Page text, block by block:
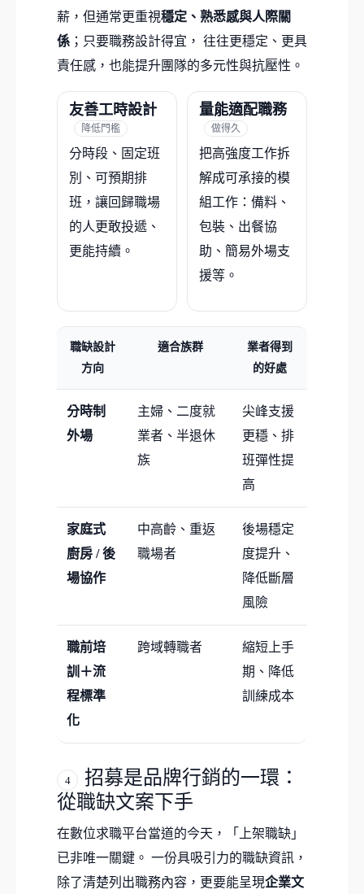
薪，但通常更重視穩定、熟悉感與人際關
係 ；只要職務設計得宜， 往往更穩定、更具
責任感，也能提升團隊的多元性與抗壓性。
友善工時設計
降低門檻
分時段、固定班
別、可預期排
班，讓回歸職場
的人更敢投遞、
更能持續。
量能適配職務
做得久
把高強度工作拆
解成可承接的模
組工作：備料、
包裝、出餐協
助、簡易外場支
援等。
職缺設計
方向
適合族群
業者得到
的好處
分時制
外場
主婦、二度就
業者、半退休
族
尖峰支援
更穩、排
班彈性提
高
家庭式
廚房 / 後
場協作
中高齡、重返
職場者
後場穩定
度提升、
降低斷層
風險
職前培
訓＋流
程標準
化
跨域轉職者
縮短上手
期、降低
訓練成本
4
招募是品牌行銷的一環：
從職缺文案下手
在數位求職平台當道的今天，「上架職缺」
已非唯一關鍵。 一份具吸引力的職缺資訊，
除了清楚列出職務內容，更要能呈現企業文